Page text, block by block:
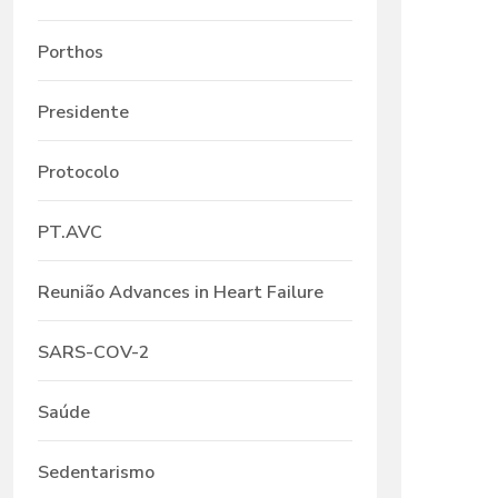
Porthos
Presidente
Protocolo
PT.AVC
Reunião Advances in Heart Failure
SARS-COV-2
Saúde
Sedentarismo